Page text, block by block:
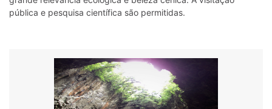
pública e pesquisa científica são permitidas.